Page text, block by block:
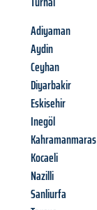
Adiyaman
Aydin
Ceyhan
Diyarbakir
Eskisehir
Inegöl
Kahramanmaras
Kocaeli
Nazilli
Sanliurfa